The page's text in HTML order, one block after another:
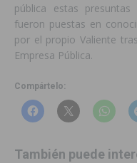
pública estas
fueron puestas en
por el propio Valiente
Empresa Pública.
Compártelo:
También puede